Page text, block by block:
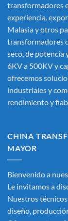
transformadores
experiencia,
Malasia y otros
transformadores
seco, de potencia
6KV a 500KV y
ofrecemos
industriales y
rendimiento y
CHINA
MAYOR
Bienvenido a
Le invitamos a
Nuestros
diseño,